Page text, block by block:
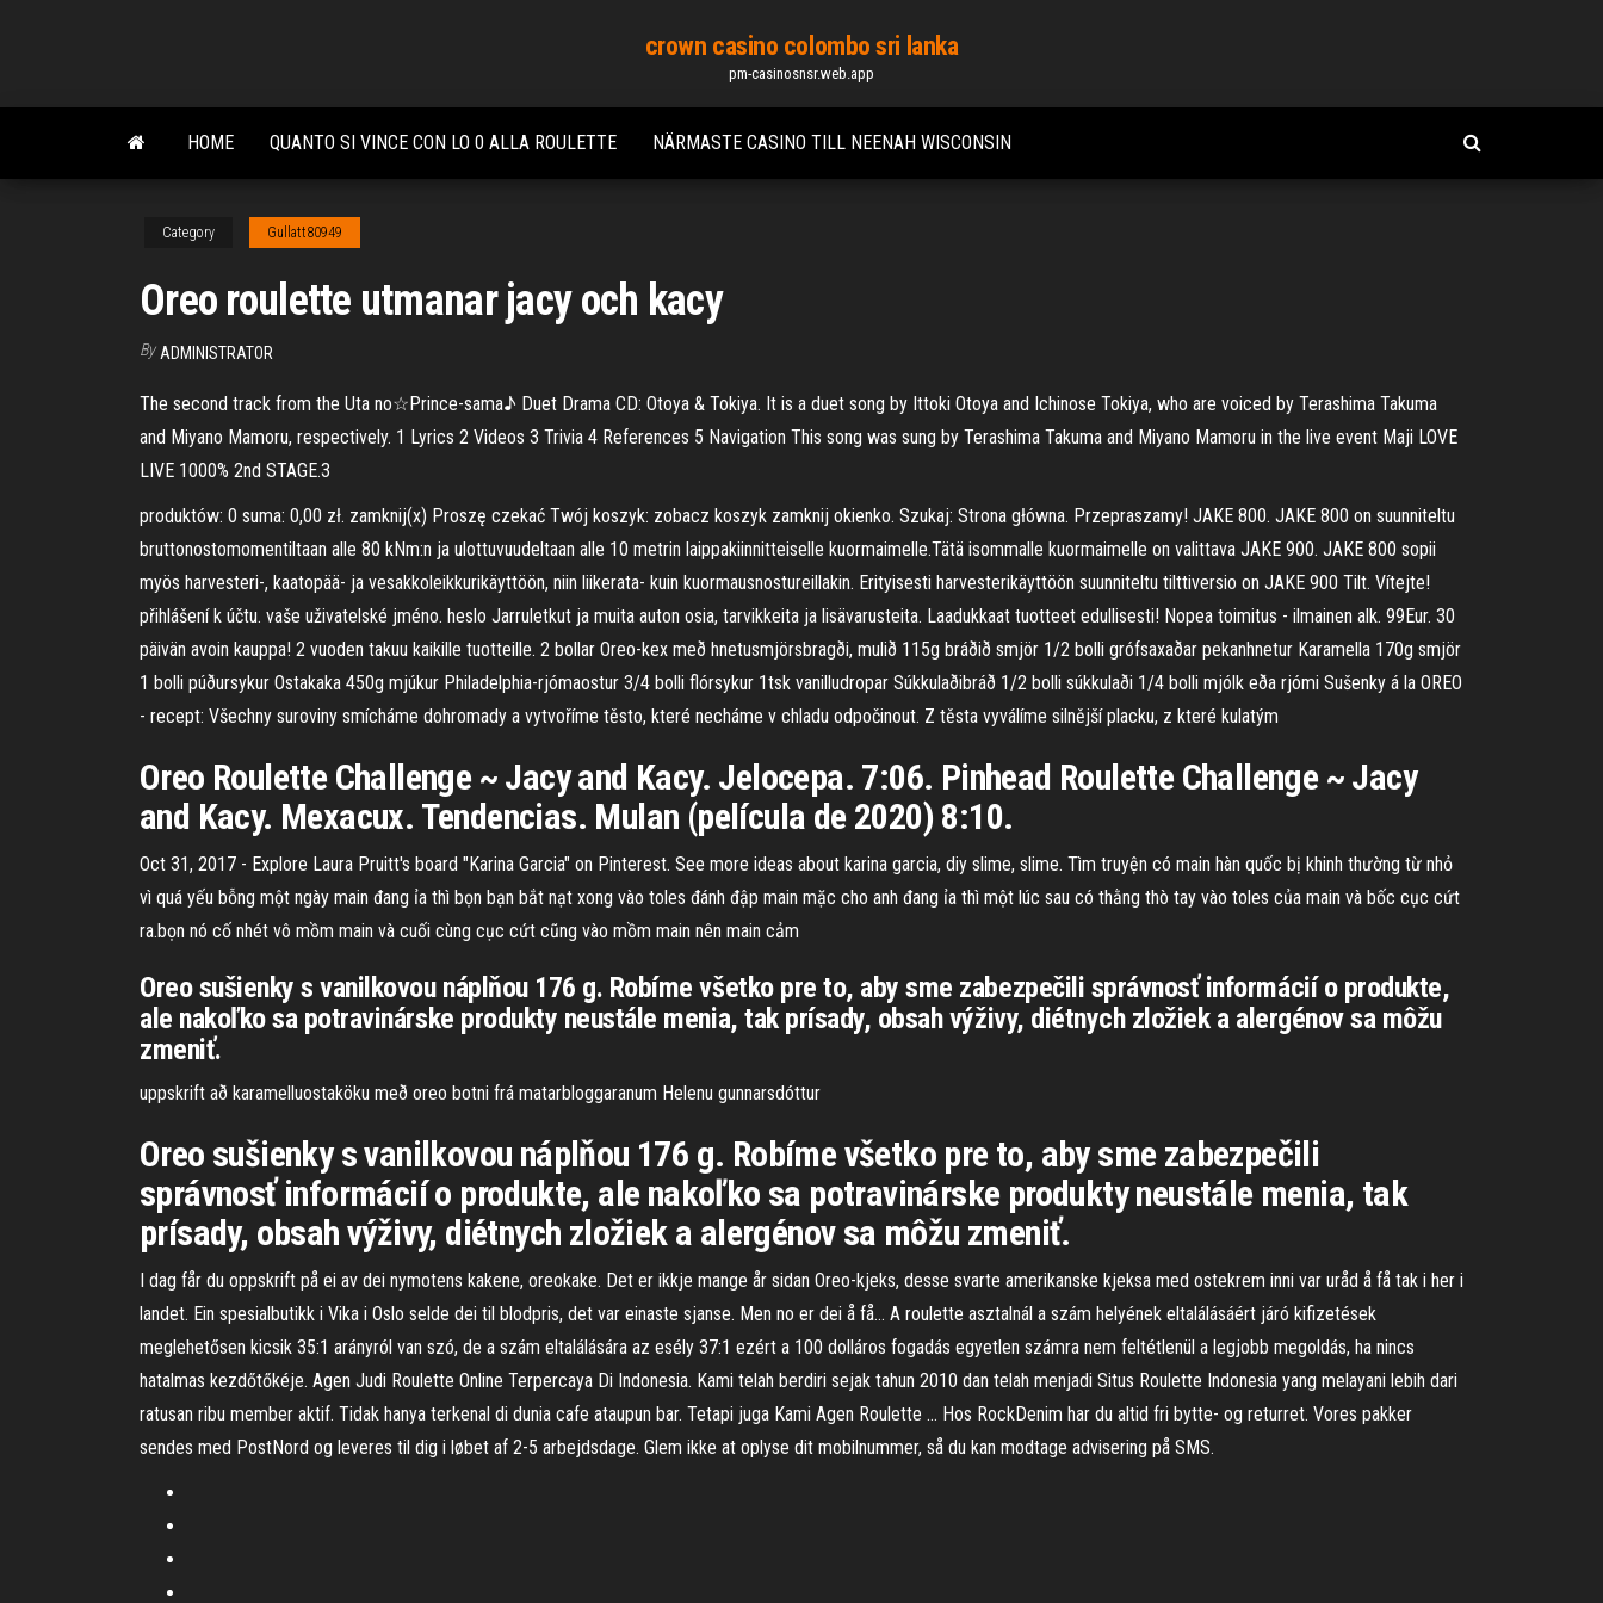
content
crown casino colombo sri lanka
pm-casinosnsr.web.app
HOME QUANTO SI VINCE CON LO 0 ALLA ROULETTE NÄRMASTE CASINO TILL NEENAH WISCONSIN
Category Gullatt80949
Oreo roulette utmanar jacy och kacy
By ADMINISTRATOR
The second track from the Uta no☆Prince-sama♪ Duet Drama CD: Otoya & Tokiya. It is a duet song by Ittoki Otoya and Ichinose Tokiya, who are voiced by Terashima Takuma
and Miyano Mamoru, respectively. 1 Lyrics 2 Videos 3 Trivia 4 References 5 Navigation This song was sung by Terashima Takuma and Miyano Mamoru in the live event Maji LOVE
LIVE 1000% 2nd STAGE.3
produktów: 0 suma: 0,00 zł. zamknij(x) Proszę czekać Twój koszyk: zobacz koszyk zamknij okienko. Szukaj: Strona główna. Przepraszamy! JAKE 800. JAKE 800 on suunniteltu
bruttonostomomentiltaan alle 80 kNm:n ja ulottuvuudeltaan alle 10 metrin laippakiinnitteiselle kuormaimelle.Tätä isommalle kuormaimelle on valittava JAKE 900. JAKE 800 sopii
myös harvesteri-, kaatopää- ja vesakkoleikkurikäyttöön, niin liikerata- kuin kuormausnostureillakin. Erityisesti harvesterikäyttöön suunniteltu tilttiversio on JAKE 900 Tilt. Vítejte!
přihlášení k účtu. vaše uživatelské jméno. heslo Jarruletkut ja muita auton osia, tarvikkeita ja lisävarusteita. Laadukkaat tuotteet edullisesti! Nopea toimitus - ilmainen alk. 99Eur. 30
päivän avoin kauppa! 2 vuoden takuu kaikille tuotteille. 2 bollar Oreo-kex með hnetusmjörsbragði, mulið 115g bráðið smjör 1/2 bolli grófsaxaðar pekanhnetur Karamella 170g smjör
1 bolli púðursykur Ostakaka 450g mjúkur Philadelphia-rjómaostur 3/4 bolli flórsykur 1tsk vanilludropar Súkkulaðibráð 1/2 bolli súkkulaði 1/4 bolli mjólk eða rjómi Sušenky á la OREO
- recept: Všechny suroviny smícháme dohromady a vytvoříme těsto, které necháme v chladu odpočinout. Z těsta vyválíme silnější placku, z které kulatým
Oreo Roulette Challenge ~ Jacy and Kacy. Jelocepa. 7:06. Pinhead Roulette Challenge ~ Jacy
and Kacy. Mexacux. Tendencias. Mulan (película de 2020) 8:10.
Oct 31, 2017 - Explore Laura Pruitt's board "Karina Garcia" on Pinterest. See more ideas about karina garcia, diy slime, slime. Tìm truyện có main hàn quốc bị khinh thường từ nhỏ
vì quá yếu bỗng một ngày main đang ỉa thì bọn bạn bắt nạt xong vào toles đánh đập main mặc cho anh đang ỉa thì một lúc sau có thằng thò tay vào toles của main và bốc cục cứt
ra.bọn nó cố nhét vô mồm main và cuối cùng cục cứt cũng vào mồm main nên main cảm
Oreo sušienky s vanilkovou náplňou 176 g. Robíme všetko pre to, aby sme zabezpečili správnosť informácií o produkte,
ale nakoľko sa potravinárske produkty neustále menia, tak prísady, obsah výživy, diétnych zložiek a alergénov sa môžu
zmeniť.
uppskrift að karamelluostaköku með oreo botni frá matarbloggaranum Helenu gunnarsdóttur
Oreo sušienky s vanilkovou náplňou 176 g. Robíme všetko pre to, aby sme zabezpečili
správnosť informácií o produkte, ale nakoľko sa potravinárske produkty neustále menia, tak
prísady, obsah výživy, diétnych zložiek a alergénov sa môžu zmeniť.
I dag får du oppskrift på ei av dei nymotens kakene, oreokake. Det er ikkje mange år sidan Oreo-kjeks, desse svarte amerikanske kjeksa med ostekrem inni var uråd å få tak i her i
landet. Ein spesialbutikk i Vika i Oslo selde dei til blodpris, det var einaste sjanse. Men no er dei å få… A roulette asztalnál a szám helyének eltalálásáért járó kifizetések
meglehetősen kicsik 35:1 arányról van szó, de a szám eltalálására az esély 37:1 ezért a 100 dolláros fogadás egyetlen számra nem feltétlenül a legjobb megoldás, ha nincs
hatalmas kezdőtőkéje. Agen Judi Roulette Online Terpercaya Di Indonesia. Kami telah berdiri sejak tahun 2010 dan telah menjadi Situs Roulette Indonesia yang melayani lebih dari
ratusan ribu member aktif. Tidak hanya terkenal di dunia cafe ataupun bar. Tetapi juga Kami Agen Roulette … Hos RockDenim har du altid fri bytte- og returret. Vores pakker
sendes med PostNord og leveres til dig i løbet af 2-5 arbejdsdage. Glem ikke at oplyse dit mobilnummer, så du kan modtage advisering på SMS.